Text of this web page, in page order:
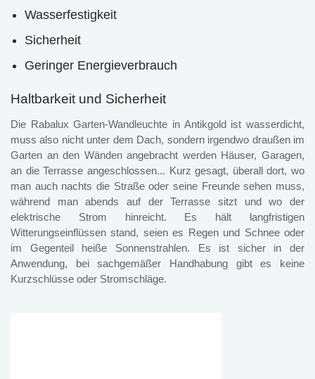
Wasserfestigkeit
Sicherheit
Geringer Energieverbrauch
Haltbarkeit und Sicherheit
Die Rabalux Garten-Wandleuchte in Antikgold ist wasserdicht,
muss also nicht unter dem Dach, sondern irgendwo draußen im
Garten an den Wänden angebracht werden Häuser, Garagen,
an die Terrasse angeschlossen... Kurz gesagt, überall dort, wo
man auch nachts die Straße oder seine Freunde sehen muss,
während man abends auf der Terrasse sitzt und wo der
elektrische Strom hinreicht. Es hält langfristigen
Witterungseinflüssen stand, seien es Regen und Schnee oder
im Gegenteil heiße Sonnenstrahlen. Es ist sicher in der
Anwendung, bei sachgemäßer Handhabung gibt es keine
Kurzschlüsse oder Stromschläge.